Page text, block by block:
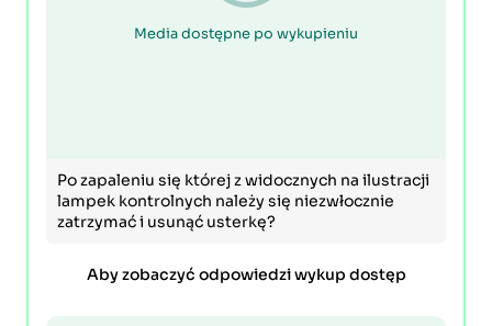
Media dostępne po wykupieniu
Po zapaleniu się której z widocznych na ilustracji
lampek kontrolnych należy się niezwłocznie
zatrzymać i usunąć usterkę?
Aby zobaczyć odpowiedzi wykup dostęp